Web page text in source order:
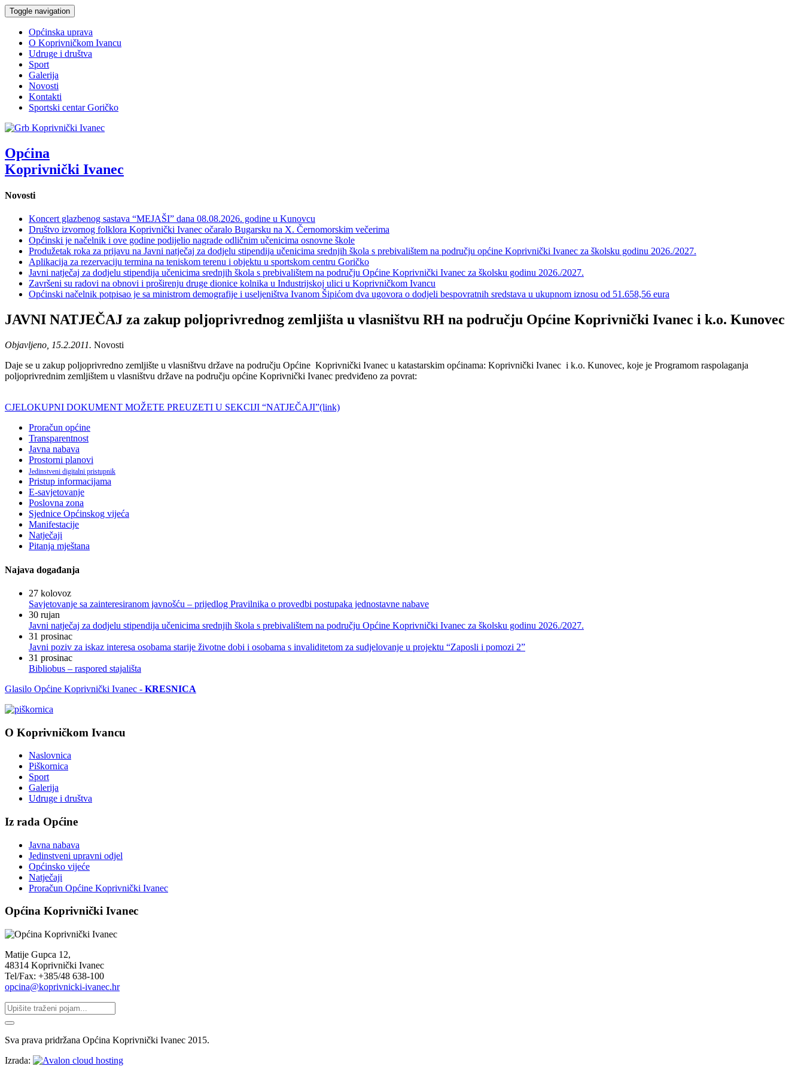
Toggle navigation
Općinska uprava
O Koprivničkom Ivancu
Udruge i društva
Sport
Galerija
Novosti
Kontakti
Sportski centar Goričko
Općina
Koprivnički Ivanec
Novosti
Koncert glazbenog sastava “MEJAŠI” dana 08.08.2026. godine u Kunovcu
Društvo izvornog folklora Koprivnički Ivanec očaralo Bugarsku na X. Černomorskim večerima
Općinski je načelnik i ove godine podijelio nagrade odličnim učenicima osnovne škole
Produžetak roka za prijavu na Javni natječaj za dodjelu stipendija učenicima srednjih škola s prebivalištem na području općine Koprivnički Ivanec za školsku godinu 2026./2027.
Aplikacija za rezervaciju termina na teniskom terenu i objektu u sportskom centru Goričko
Javni natječaj za dodjelu stipendija učenicima srednjih škola s prebivalištem na području Općine Koprivnički Ivanec za školsku godinu 2026./2027.
Završeni su radovi na obnovi i proširenju druge dionice kolnika u Industrijskoj ulici u Koprivničkom Ivancu
Općinski načelnik potpisao je sa ministrom demografije i useljeništva Ivanom Šipićom dva ugovora o dodjeli bespovratnih sredstava u ukupnom iznosu od 51.658,56 eura
JAVNI NATJEČAJ za zakup poljoprivrednog zemljišta u vlasništvu RH na području Općine Koprivnički Ivanec i k.o. Kunovec
Objavljeno, 15.2.2011. Novosti
Daje se u zakup poljoprivredno zemljište u vlasništvu države na području Općine Koprivnički Ivanec u katastarskim općinama: Koprivnički Ivanec i k.o. Kunovec, koje je Programom raspolaganja
poljoprivrednim zemljištem u vlasništvu države na području općine Koprivnički Ivanec predviđeno za povrat:
CJELOKUPNI DOKUMENT MOŽETE PREUZETI U SEKCIJI “NATJEČAJI”(link)
Proračun općine
Transparentnost
Javna nabava
Prostorni planovi
Jedinstveni digitalni pristupnik
Pristup informacijama
E-savjetovanje
Poslovna zona
Sjednice Općinskog vijeća
Manifestacije
Natječaji
Pitanja mještana
Najava događanja
27 kolovoz
Savjetovanje sa zainteresiranom javnošću – prijedlog Pravilnika o provedbi postupaka jednostavne nabave
30 rujan
Javni natječaj za dodjelu stipendija učenicima srednjih škola s prebivalištem na području Općine Koprivnički Ivanec za školsku godinu 2026./2027.
31 prosinac
Javni poziv za iskaz interesa osobama starije životne dobi i osobama s invaliditetom za sudjelovanje u projektu “Zaposli i pomozi 2”
31 prosinac
Bibliobus – raspored stajališta
Glasilo Općine Koprivnički Ivanec - KRESNICA
O Koprivničkom Ivancu
Naslovnica
Piškornica
Sport
Galerija
Udruge i društva
Iz rada Općine
Javna nabava
Jedinstveni upravni odjel
Općinsko vijeće
Natječaji
Proračun Općine Koprivnički Ivanec
Općina Koprivnički Ivanec
Matije Gupca 12,
48314 Koprivnički Ivanec
Tel/Fax: +385/48 638-100
opcina@koprivnicki-ivanec.hr
Sva prava pridržana Općina Koprivnički Ivanec 2015.
Izrada: